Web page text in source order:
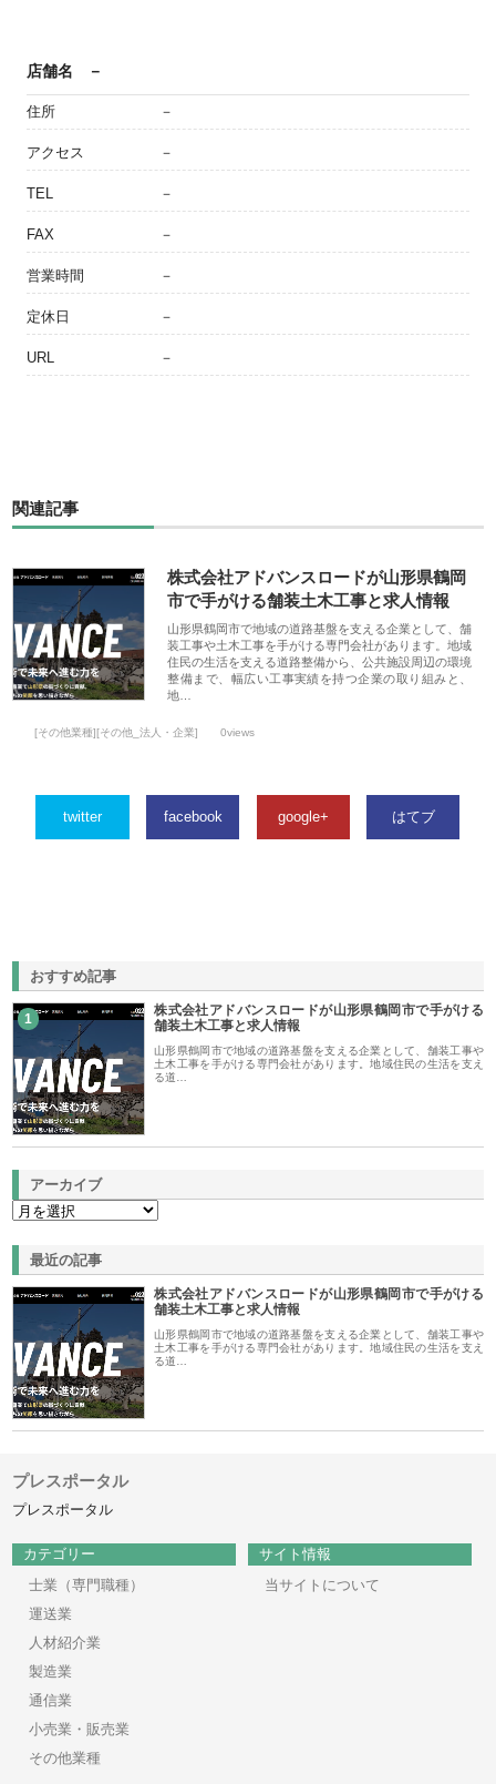
店舗名 －
住所 －
アクセス －
TEL －
FAX －
営業時間 －
定休日 －
URL －
関連記事
株式会社アドバンスロードが山形県鶴岡
市で手がける舗装土木工事と求人情報
山形県鶴岡市で地域の道路基盤を支える企業として、舗
装工事や土木工事を手がける専門会社があります。地域
住民の生活を支える道路整備から、公共施設周辺の環境
整備まで、幅広い工事実績を持つ企業の取り組みと、
地…
[その他業種][その他_法人・企業] 0views
twitter facebook google+ はてブ
おすすめ記事
1
株式会社アドバンスロードが山形県鶴岡市で手がける
舗装土木工事と求人情報
山形県鶴岡市で地域の道路基盤を支える企業として、舗装工事や
土木工事を手がける専門会社があります。地域住民の生活を支え
る道…
アーカイブ
最近の記事
株式会社アドバンスロードが山形県鶴岡市で手がける
舗装土木工事と求人情報
山形県鶴岡市で地域の道路基盤を支える企業として、舗装工事や
土木工事を手がける専門会社があります。地域住民の生活を支え
る道…
プレスポータル
プレスポータル
カテゴリー
士業（専門職種）
運送業
人材紹介業
製造業
通信業
小売業・販売業
その他業種
サイト情報
当サイトについて